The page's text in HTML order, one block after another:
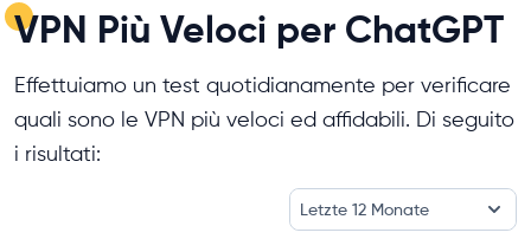
VPN Più Veloci per ChatGPT
Effettuiamo un test quotidianamente per verificare
quali sono le VPN più veloci ed affidabili. Di seguito
i risultati:
Letzte 12 Monate